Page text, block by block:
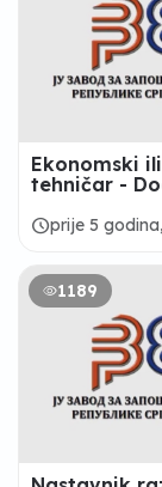
Ekonomski
tehničar -
scheduleprije 5
1189